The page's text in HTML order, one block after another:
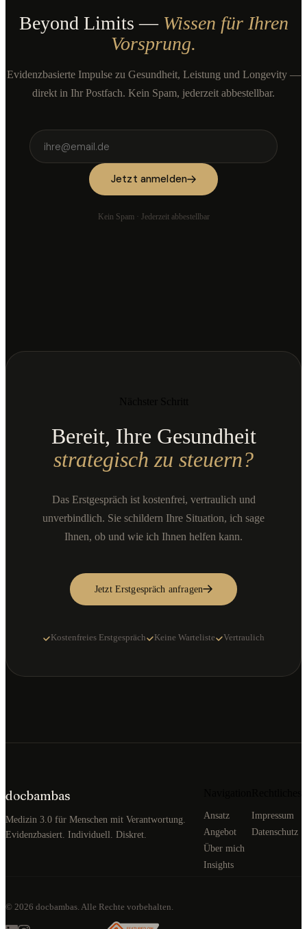
Beyond Limits — Wissen für Ihren
Vorsprung.
Evidenzbasierte Impulse zu Gesundheit, Leistung und Longevity —
direkt in Ihr Postfach. Kein Spam, jederzeit abbestellbar.
Jetzt anmelden
Kein Spam · Jederzeit abbestellbar
Bereit, Ihre Gesundheit
strategisch zu steuern?
Das Erstgespräch ist kostenfrei, vertraulich und
unverbindlich. Sie schildern Ihre Situation, ich sage
Ihnen, ob und wie ich Ihnen helfen kann.
Jetzt Erstgespräch anfragen
Kostenfreies Erstgespräch Keine Warteliste Vertraulich
docbambas
Medizin 3.0 für Menschen mit Verantwortung.
Evidenzbasiert. Individuell. Diskret.
Ansatz
Angebot
Über mich
Insights
Impressum
Datenschutz
© 2026 docbambas. Alle Rechte vorbehalten.